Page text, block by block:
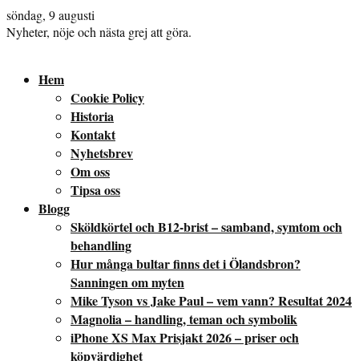
söndag, 9 augusti
Nyheter, nöje och nästa grej att göra.
Hem
Cookie Policy
Historia
Kontakt
Nyhetsbrev
Om oss
Tipsa oss
Blogg
Sköldkörtel och B12-brist – samband, symtom och
behandling
Hur många bultar finns det i Ölandsbron?
Sanningen om myten
Mike Tyson vs Jake Paul – vem vann? Resultat 2024
Magnolia – handling, teman och symbolik
iPhone XS Max Prisjakt 2026 – priser och
köpvärdighet